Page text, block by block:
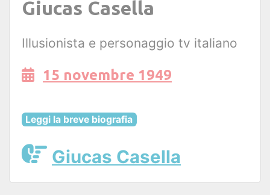
Giucas Casella
Illusionista e personaggio tv italiano
15 novembre 1949
Leggi la breve biografia
Giucas Casella